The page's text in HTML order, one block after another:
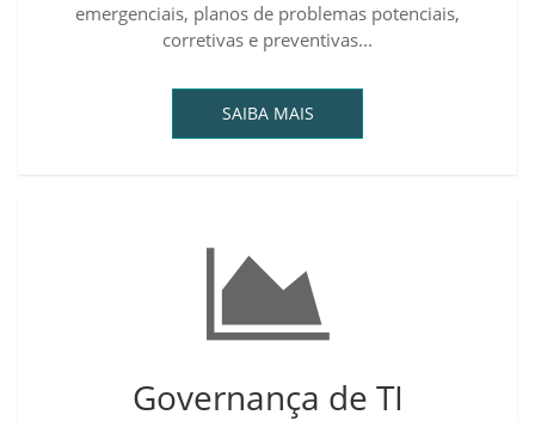
emergenciais, planos de problemas potenciais,
corretivas e preventivas...
SAIBA MAIS
Governança de TI